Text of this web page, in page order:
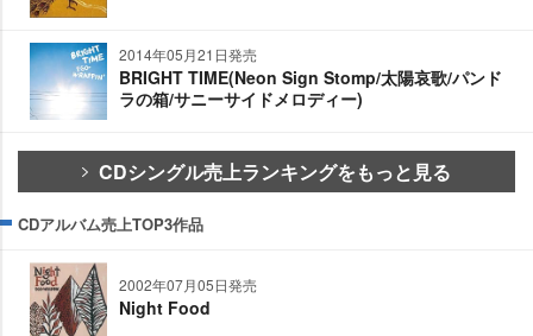
2014年05月21日発売
BRIGHT TIME(Neon Sign Stomp/太陽哀歌/パンド
ラの箱/サニーサイドメロディー)
CDシングル売上ランキングをもっと見る
CDアルバム売上TOP3作品
2002年07月05日発売
Night Food